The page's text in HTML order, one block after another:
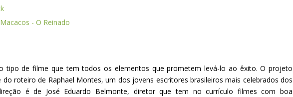
- O Reinado
tipo de filme que tem todos os elementos que prometem levá-lo ao êxito. O projeto
roteiro de Raphael Montes, um dos jovens escritores brasileiros mais celebrados dos
é de José Eduardo Belmonte, diretor que tem no currículo filmes com boa